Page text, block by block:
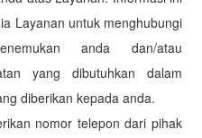
Layanan untuk menghubungi
anda dan/atau
yang dibutuhkan dalam
diberikan kepada anda.
nomor telepon dari pihak